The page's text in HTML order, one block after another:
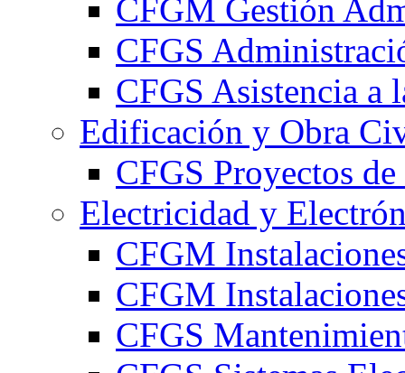
CFGM Gestión
CFGS
CFGS Asistencia a
Edificación y Obra
CFGS Proyectos
Electricidad y
CFGM
CFGM
CFGS